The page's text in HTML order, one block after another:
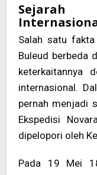
Sejarah
Salah satu
Buleud berbeda
keterkaitannya
internasional.
pernah menjadi
Ekspedisi
dipelopori oleh
Pada 19 Mei